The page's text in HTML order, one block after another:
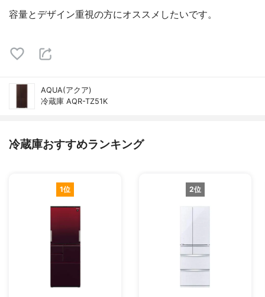
容量とデザイン重視の方にオススメしたいです。
AQUA(アクア)
冷蔵庫 AQR-TZ51K
冷蔵庫おすすめランキング
1位 2位